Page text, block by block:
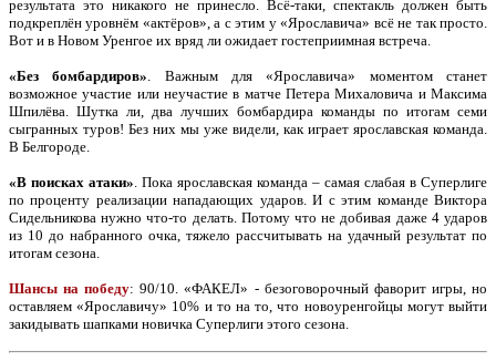
результата это никакого не принесло. Всё-таки, спектакль должен быть
подкреплён уровнём «актёров», а с этим у «Ярославича» всё не так просто.
Вот и в Новом Уренгое их вряд ли ожидает гостеприимная встреча.
«Без бомбардиров». Важным для «Ярославича» моментом станет
возможное участие или неучастие в матче Петера Михаловича и Максима
Шпилёва. Шутка ли, два лучших бомбардира команды по итогам семи
сыгранных туров! Без них мы уже видели, как играет ярославская команда.
В Белгороде.
«В поисках атаки». Пока ярославская команда – самая слабая в Суперлиге
по проценту реализации нападающих ударов. И с этим команде Виктора
Сидельникова нужно что-то делать. Потому что не добивая даже 4 ударов
из 10 до набранного очка, тяжело рассчитывать на удачный результат по
итогам сезона.
Шансы на победу: 90/10. «ФАКЕЛ» - безоговорочный фаворит игры, но
оставляем «Ярославичу» 10% и то на то, что новоуренгойцы могут выйти
закидывать шапками новичка Суперлиги этого сезона.